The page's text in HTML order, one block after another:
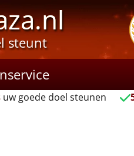
steunt
uw goede doel steunen